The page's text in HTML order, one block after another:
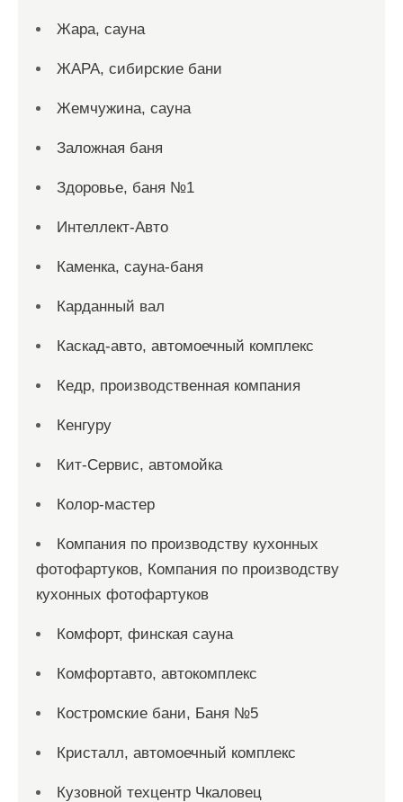
Жара, сауна
ЖАРА, сибирские бани
Жемчужина, сауна
Заложная баня
Здоровье, баня №1
Интеллект-Авто
Каменка, сауна-баня
Карданный вал
Каскад-авто, автомоечный комплекс
Кедр, производственная компания
Кенгуру
Кит-Сервис, автомойка
Колор-мастер
Компания по производству кухонных
фотофартуков, Компания по производству
кухонных фотофартуков
Комфорт, финская сауна
Комфортавто, автокомплекс
Костромские бани, Баня №5
Кристалл, автомоечный комплекс
Кузовной техцентр Чкаловец